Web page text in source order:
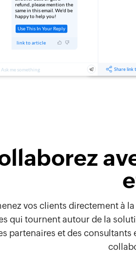
vos clients directement à
qui tournent autour de la
partenaires et des